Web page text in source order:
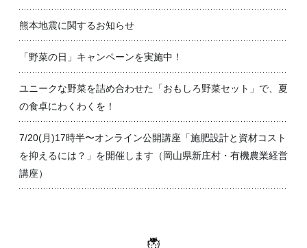
熊本地震に関するお知らせ
「野菜の日」キャンペーンを実施中！
ユニークな野菜を詰め合わせた「おもしろ野菜セット」で、夏
の食卓にわくわくを！
7/20(月)17時半〜オンライン公開講座「施肥設計と資材コスト
を抑えるには？」を開催します（岡山県新庄村・有機農業経営
講座）